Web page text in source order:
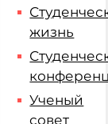
жизнь
Ученый
совет